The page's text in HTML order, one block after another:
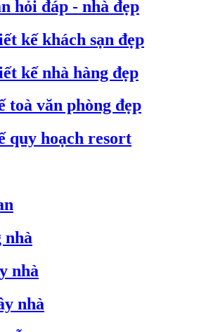
hỏi đáp - nhà đẹp
kế khách sạn đẹp
kế nhà hàng đẹp
toà văn phòng đẹp
quy hoạch resort
nhà
nhà
nhà